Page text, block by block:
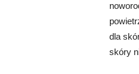
dla
skóry